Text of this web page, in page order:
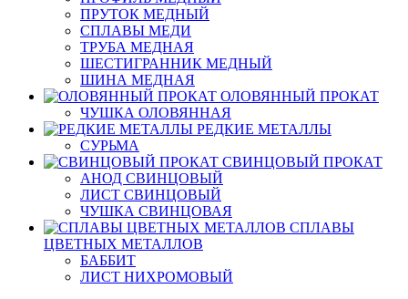
ПРУТОК МЕДНЫЙ
СПЛАВЫ МЕДИ
ТРУБА МЕДНАЯ
ШЕСТИГРАННИК МЕДНЫЙ
ШИНА МЕДНАЯ
ОЛОВЯННЫЙ ПРОКАТ
ЧУШКА ОЛОВЯННАЯ
РЕДКИЕ МЕТАЛЛЫ
СУРЬМА
СВИНЦОВЫЙ ПРОКАТ
АНОД СВИНЦОВЫЙ
ЛИСТ СВИНЦОВЫЙ
ЧУШКА СВИНЦОВАЯ
СПЛАВЫ
ЦВЕТНЫХ МЕТАЛЛОВ
БАББИТ
ЛИСТ НИХРОМОВЫЙ